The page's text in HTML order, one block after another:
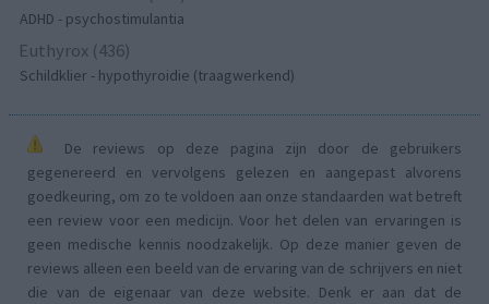
ADHD - psychostimulantia
Euthyrox (436)
Schildklier - hypothyroidie (traagwerkend)
De reviews op deze pagina zijn door de gebruikers
gegenereerd en vervolgens gelezen en aangepast alvorens
goedkeuring, om zo te voldoen aan onze standaarden wat betreft
een review voor een medicijn. Voor het delen van ervaringen is
geen medische kennis noodzakelijk. Op deze manier geven de
reviews alleen een beeld van de ervaring van de schrijvers en niet
die van de eigenaar van deze website. Denk er aan dat de